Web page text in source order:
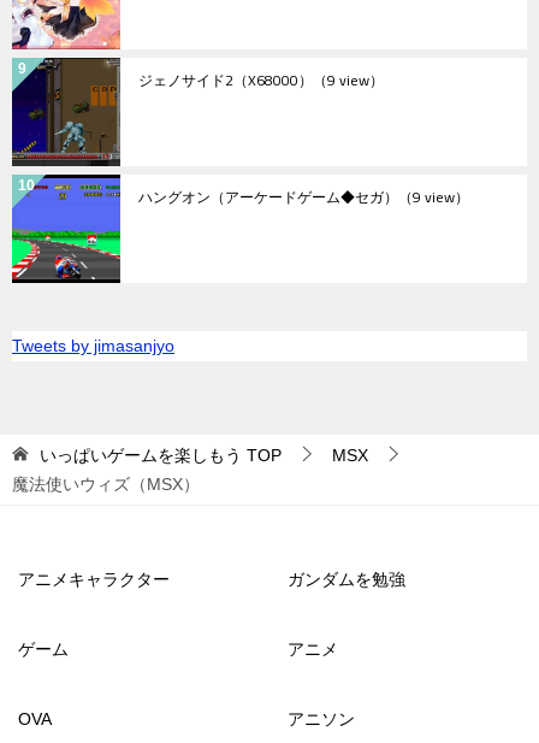
ジェノサイド2（X68000） （9 view）
ハングオン（アーケードゲーム◆セガ） （9 view）
Tweets by jimasanjyo
いっぱいゲームを楽しもう TOP
MSX
魔法使いウィズ（MSX）
アニメキャラクター ガンダムを勉強
ゲーム アニメ
OVA アニソン